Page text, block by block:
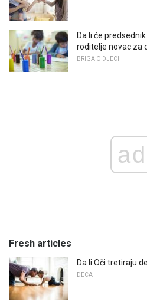
Da li će
roditelje novac za
BRIGA O DJECI
ad
Fresh articles
Da li Oči tretiraju
DECA